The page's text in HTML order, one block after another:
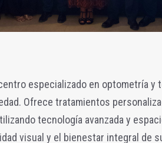
especializado en optometría y
Ofrece tratamientos
tecnología avanzada y
visual y el bienestar integral de